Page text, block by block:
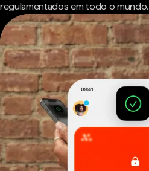
regulamentados em todo o mundo.